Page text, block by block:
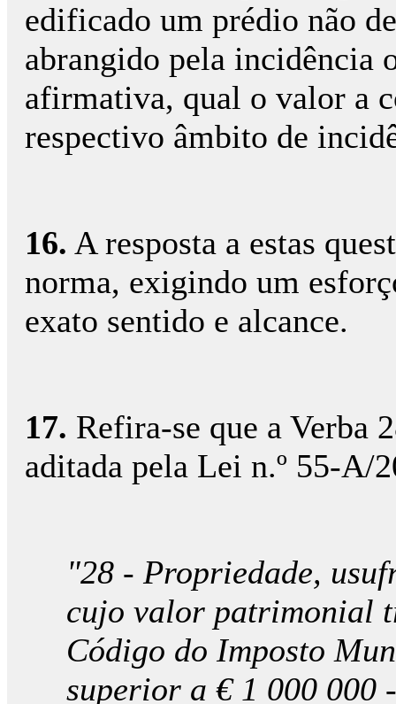
edificado um prédio não
abrangido pela incidência
afirmativa, qual o valor a
respectivo âmbito de
16. A resposta a estas
norma, exigindo um
exato sentido e alcance.
17. Refira-se que a Verba
aditada pela Lei n.º 55-A/
"28 - Propriedade,
cujo valor patrimonial
Código do Imposto
superior a € 1 000